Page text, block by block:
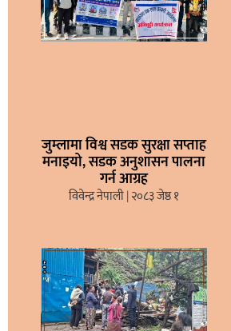
जुम्लामा विश्व सडक सुरक्षा सप्ताह
मनाइयो, सडक अनुशासन पालना
गर्न आग्रह
विवेन्द्र नेपाली २०८३ जेष्ठ १